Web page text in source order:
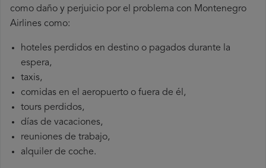
como daño y perjuicio por el problema con Montenegro
Airlines como:
hoteles perdidos en destino o pagados durante la
espera,
taxis,
comidas en el aeropuerto o fuera de él,
tours perdidos,
días de vacaciones,
reuniones de trabajo,
alquiler de coche.